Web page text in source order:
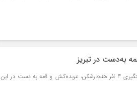
فرمانده انتظامی شهرستان تبریز از شناسایی و دستگیری ۴ نفر هنجارشکن، عربده‌کش و قمه به دست در این